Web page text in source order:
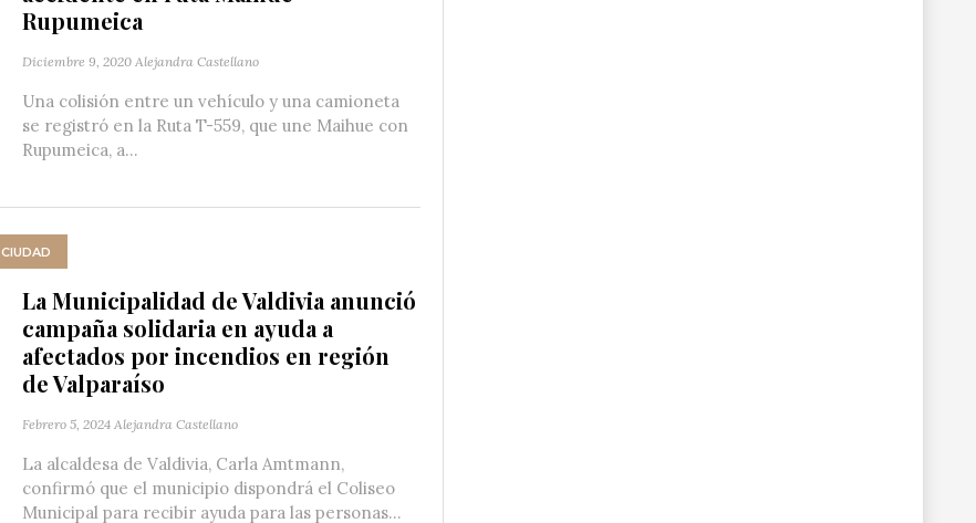
Rupumeica
Diciembre 9, 2020 Alejandra Castellano
Una colisión entre un vehículo y una camioneta
se registró en la Ruta T-559, que une Maihue con
Rupumeica, a...
CIUDAD
La Municipalidad de Valdivia anunció
campaña solidaria en ayuda a
afectados por incendios en región
de Valparaíso
Febrero 5, 2024 Alejandra Castellano
La alcaldesa de Valdivia, Carla Amtmann,
confirmó que el municipio dispondrá el Coliseo
Municipal para recibir ayuda para las personas...